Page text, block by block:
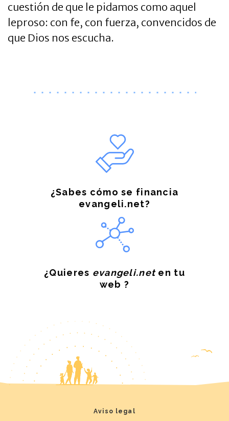
cuestión de que le pidamos como aquel
leproso: con fe, con fuerza, convencidos de
que Dios nos escucha.
¿Sabes cómo se financia
evangeli.net?
¿Quieres evangeli.neten tu
web ?
Aviso legal